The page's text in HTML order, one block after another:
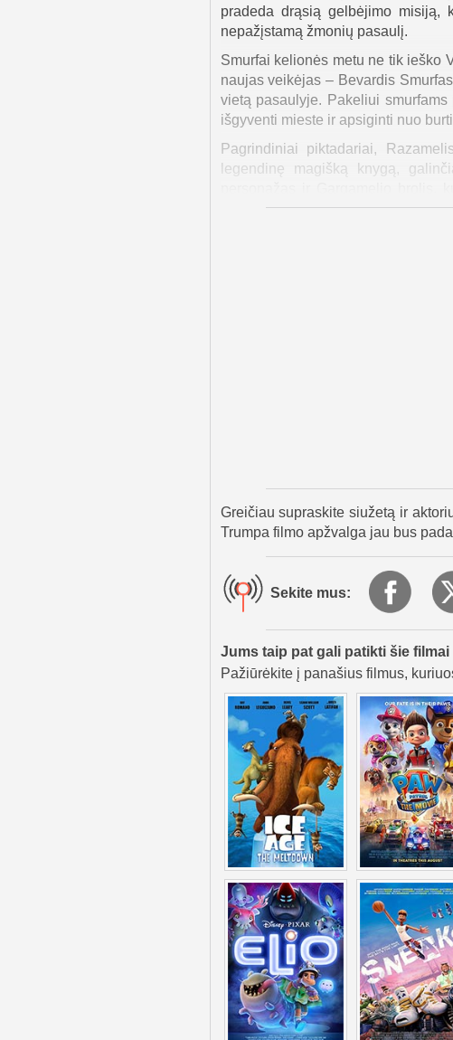
pradeda drąsią gelbėjimo
nepažįstamą žmonių pasaulį.
Smurfai kelionės metu ne tik ieško
naujas veikėjas – Bevardis
vietą pasaulyje. Pakeliui
išgyventi mieste ir apsiginti nuo
Pagrindiniai piktadariai,
legendinę magišką knygą,
personažas ir Gargamelio brolis,
pusiausvyrai.
Greičiau supraskite siužetą ir
Trumpa filmo apžvalga jau bus
Sekite mus:
Jums taip pat gali patikti šie filmai
Pažiūrėkite į panašius filmus,